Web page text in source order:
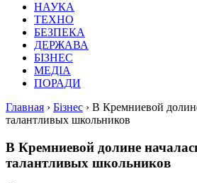
НАУКА
ТЕХНО
БЕЗПЕКА
ДЕРЖАВА
БІЗНЕС
МЕДІА
ПОРАДИ
Главная › Бізнес › В Кремниевой
талантливых школьников
В Кремниевой долине
талантливых школьников